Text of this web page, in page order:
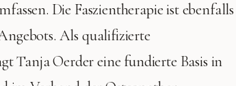
Die Faszientherapie ist ebenfalls
Als qualifizierte
Tanja Oerder eine fundierte Basis in